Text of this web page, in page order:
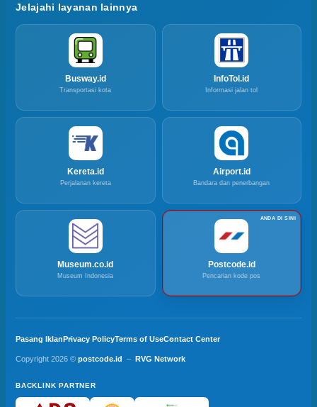
Jelajahi layanan lainnya
Busway.id
Transportasi kota
InfoTol.id
Informasi jalan tol
Kereta.id
Perjalanan kereta
Airport.id
Bandara dan penerbangan
Museum.co.id
Museum Indonesia
Postcode.id
Pencarian kode pos
Pasang IklanPrivacy PolicyTerms of UseContact Center
Copyright 2026 © postcode.id – RVG Network
BACKLINK PARTNER